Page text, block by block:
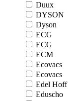
Duux
DYSON
Dyson
ECG
ECG
ECM
Ecovacs
Ecovacs
Edel Hoff
Eduscho